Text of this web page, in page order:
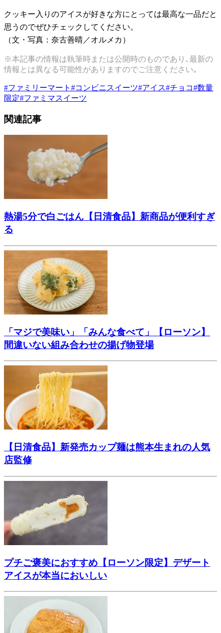
クッキー入りのアイスが好きな方にとっては最高な一品だと
思うのでぜひチェックしてください。
（文・写真：奈古善晴／オルメカ）
※本記事の情報は執筆時または公開時のものであり､最新の
情報とは異なる可能性がありますのでご注意ください｡
#ファミリーマート #コンビニスイーツ#アイス#チョコ#数量
限定#ファミマスイーツ
関連記事
熱湯5分で白ごはん【日清食品】新商品が便利すぎ
る
「マジで美味い」「みんな食べて」【ローソン】
間違いない組み合わせの揚げ物登場
【日清食品】新発売カップ麺は熊本生まれの人気
店監修
プチご褒美におすすめ【ローソン限定】デザート
アイスが本当においしい